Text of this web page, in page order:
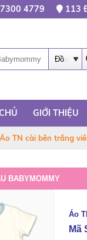
4779 113
GIỚI THIỆU
TN cài bên trắng
BABYMOMMY
Áo
Mã